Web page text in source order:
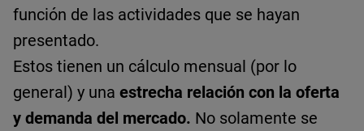
función de las actividades que se hayan
presentado.
Estos tienen un cálculo mensual (por lo
general) y una estrecha relación con la oferta
y demanda del mercado. No solamente se